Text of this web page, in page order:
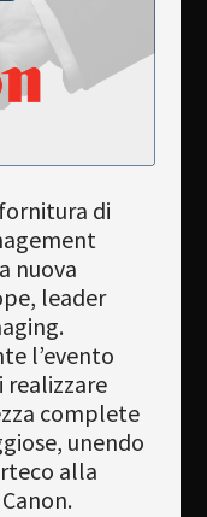
di
nuova
leader
l’evento
realizzare
complete
unendo
alla